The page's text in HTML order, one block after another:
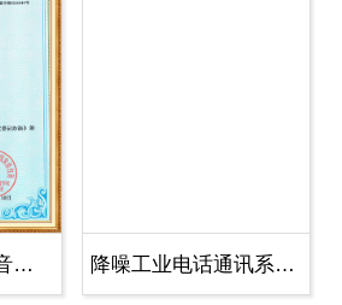
软著证书-电力语音广播调度管理系统 降噪工业电话通讯系统-软著-证书(